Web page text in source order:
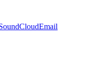
Email